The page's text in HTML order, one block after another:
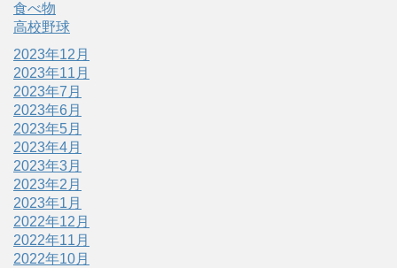
食べ物
高校野球
2023年12月
2023年11月
2023年7月
2023年6月
2023年5月
2023年4月
2023年3月
2023年2月
2023年1月
2022年12月
2022年11月
2022年10月